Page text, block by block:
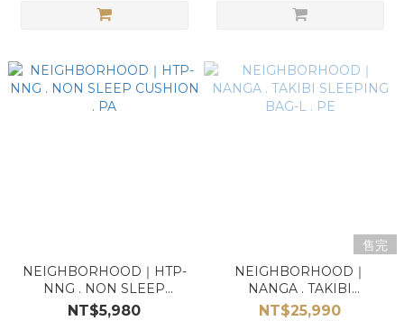
NEIGHBORHOOD｜HTP-
NNG . NON SLEEP
CUSHION . PA
NT$5,980
售完
NEIGHBORHOOD｜
NANGA . TAKIBI
SLEEPING BAG-L . PE
NT$25,990